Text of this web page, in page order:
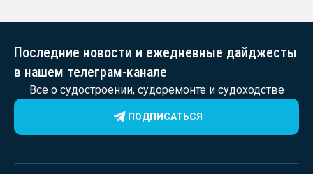
Последние новости и ежедневные дайджесты
в нашем телеграм-канале
Все о судостроении, судоремонте и судоходстве
ПОДПИСАТЬСЯ